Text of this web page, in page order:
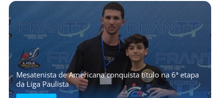
Mesatenista de Americana conquista título na 6ª etapa
da Liga Paulista